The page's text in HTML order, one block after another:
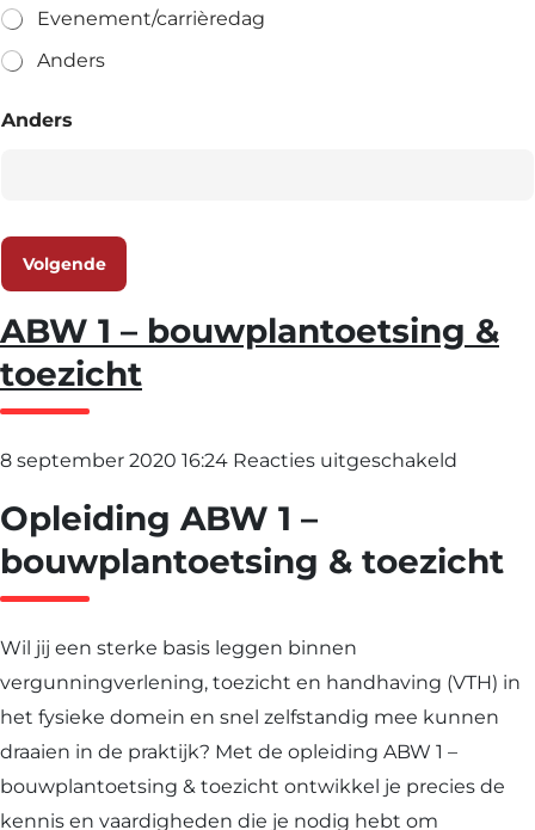
Evenement/carrièredag
Anders
Anders
Volgende
ABW 1 – bouwplantoetsing &
toezicht
8 september 2020 16:24 Reacties uitgeschakeld
–
Opleiding ABW 1 –
bouwplantoetsing & toezicht
Wil jij een sterke basis leggen binnen
vergunningverlening, toezicht en handhaving (VTH) in
het fysieke domein en snel zelfstandig mee kunnen
draaien in de praktijk? Met de opleiding ABW 1 –
bouwplantoetsing & toezicht ontwikkel je precies de
kennis en vaardigheden die je nodig hebt om